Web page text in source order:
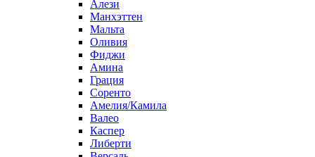
Алези
Манхэттен
Мальта
Оливия
Фиджи
Амина
Грация
Соренто
Амелия/Камила
Валео
Каспер
Либерти